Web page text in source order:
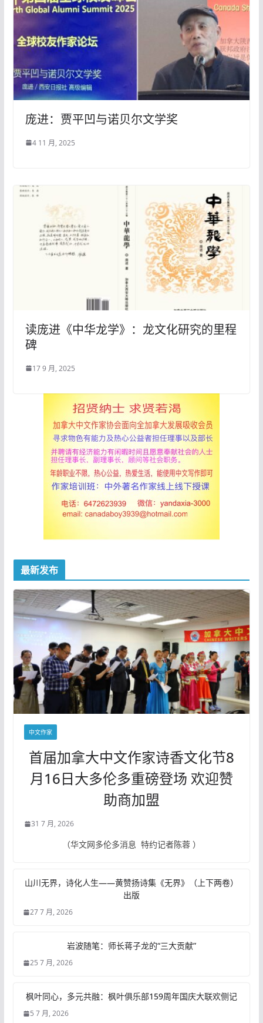
庞进：贾平凹与诺贝尔文学奖
4 11 月, 2025
读庞进《中华龙学》：龙文化研究的里程
碑
17 9 月, 2025
最新发布
中文作家
首届加拿大中文作家诗香文化节8
月16日大多伦多重磅登场 欢迎赞
助商加盟
31 7 月, 2026
（华文网多伦多消息 特约记者陈蓉 ）
山川无界，诗化人生——黄赞扬诗集《无界》（上下两卷）
出版
27 7 月, 2026
岩波随笔：师长蒋子龙的“三大贡献”
25 7 月, 2026
枫叶同心，多元共融：枫叶俱乐部159周年国庆大联欢侧记
5 7 月, 2026